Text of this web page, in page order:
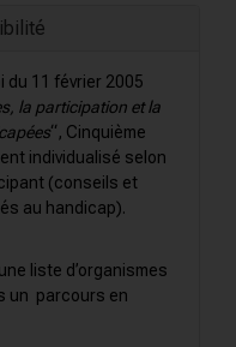
du 11 février 2005
la participation et la
“, Cinquième
individualisé selon
(conseils et
au handicap).
liste d’organismes
un parcours en